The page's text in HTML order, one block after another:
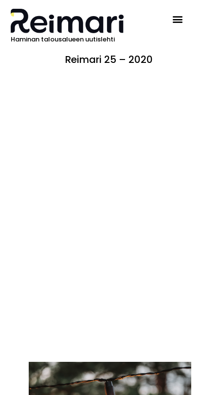
Haminan talousalueen uutislehti
Reimari 25 – 2020